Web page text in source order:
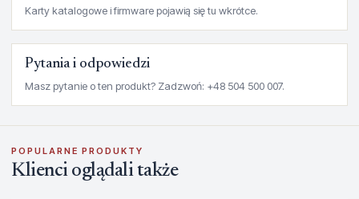
Karty katalogowe i firmware pojawią się tu wkrótce.
Pytania i odpowiedzi
Masz pytanie o ten produkt? Zadzwoń: +48 504 500 007.
POPULARNE PRODUKTY
Klienci oglądali także